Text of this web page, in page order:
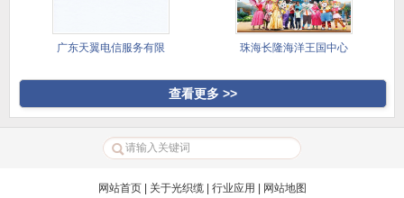
广东天翼电信服务有限 珠海长隆海洋王国中心
查看更多 >>
网站首页| 关于光织缆| 行业应用 | 网站地图